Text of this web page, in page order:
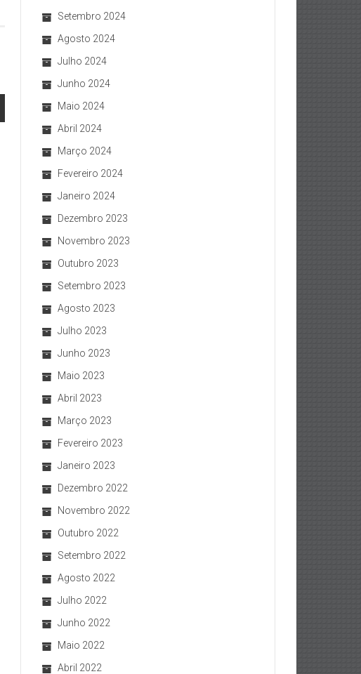
Setembro 2024
Agosto 2024
Julho 2024
Junho 2024
Maio 2024
Abril 2024
Março 2024
Fevereiro 2024
Janeiro 2024
Dezembro 2023
Novembro 2023
Outubro 2023
Setembro 2023
Agosto 2023
Julho 2023
Junho 2023
Maio 2023
Abril 2023
Março 2023
Fevereiro 2023
Janeiro 2023
Dezembro 2022
Novembro 2022
Outubro 2022
Setembro 2022
Agosto 2022
Julho 2022
Junho 2022
Maio 2022
Abril 2022